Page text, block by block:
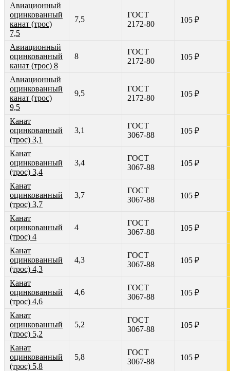
Авиационный
оцинкованный
канат (трос)
7,5
7,5
ГОСТ
2172-80
105 ₽
Авиационный
оцинкованный
канат (трос) 8
8
ГОСТ
2172-80
105 ₽
Авиационный
оцинкованный
канат (трос)
9,5
9,5
ГОСТ
2172-80
105 ₽
Канат
оцинкованный
(трос) 3,1
3,1
ГОСТ
3067-88
105 ₽
Канат
оцинкованный
(трос) 3,4
3,4
ГОСТ
3067-88
105 ₽
Канат
оцинкованный
(трос) 3,7
3,7
ГОСТ
3067-88
105 ₽
Канат
оцинкованный
(трос) 4
4
ГОСТ
3067-88
105 ₽
Канат
оцинкованный
(трос) 4,3
4,3
ГОСТ
3067-88
105 ₽
Канат
оцинкованный
(трос) 4,6
4,6
ГОСТ
3067-88
105 ₽
Канат
оцинкованный
(трос) 5,2
5,2
ГОСТ
3067-88
105 ₽
Канат
оцинкованный
(трос) 5,8
5,8
ГОСТ
3067-88
105 ₽